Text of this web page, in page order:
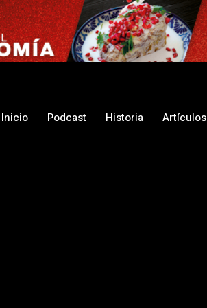
Inicio Podcast Historia Artículos